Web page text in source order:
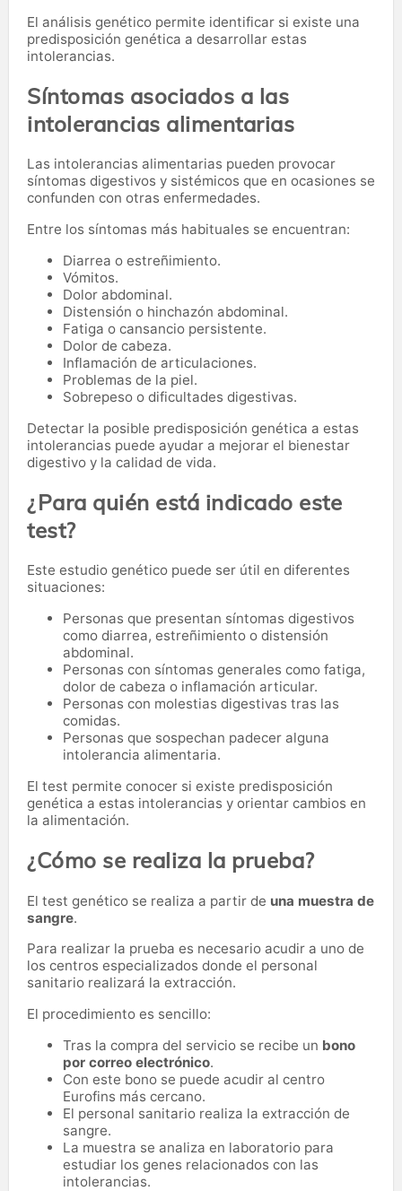
El análisis genético permite identificar si existe una
predisposición genética a desarrollar estas
intolerancias.
Síntomas asociados a las
intolerancias alimentarias
Las intolerancias alimentarias pueden provocar
síntomas digestivos y sistémicos que en ocasiones se
confunden con otras enfermedades.
Entre los síntomas más habituales se encuentran:
Diarrea o estreñimiento.
Vómitos.
Dolor abdominal.
Distensión o hinchazón abdominal.
Fatiga o cansancio persistente.
Dolor de cabeza.
Inflamación de articulaciones.
Problemas de la piel.
Sobrepeso o dificultades digestivas.
Detectar la posible predisposición genética a estas
intolerancias puede ayudar a mejorar el bienestar
digestivo y la calidad de vida.
¿Para quién está indicado este
test?
Este estudio genético puede ser útil en diferentes
situaciones:
Personas que presentan síntomas digestivos
como diarrea, estreñimiento o distensión
abdominal.
Personas con síntomas generales como fatiga,
dolor de cabeza o inflamación articular.
Personas con molestias digestivas tras las
comidas.
Personas que sospechan padecer alguna
intolerancia alimentaria.
El test permite conocer si existe predisposición
genética a estas intolerancias y orientar cambios en
la alimentación.
¿Cómo se realiza la prueba?
El test genético se realiza a partir de una muestra de
sangre.
Para realizar la prueba es necesario acudir a uno de
los centros especializados donde el personal
sanitario realizará la extracción.
El procedimiento es sencillo:
Tras la compra del servicio se recibe un bono
por correo electrónico.
Con este bono se puede acudir al centro
Eurofins más cercano.
El personal sanitario realiza la extracción de
sangre.
La muestra se analiza en laboratorio para
estudiar los genes relacionados con las
intolerancias.